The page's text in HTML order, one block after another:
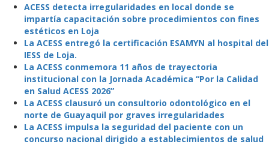
ACESS detecta irregularidades en local donde se
impartía capacitación sobre procedimientos con fines
estéticos en Loja
La ACESS entregó la certificación ESAMYN al hospital del
IESS de Loja.
La ACESS conmemora 11 años de trayectoria
institucional con la Jornada Académica “Por la Calidad
en Salud ACESS 2026”
La ACESS clausuró un consultorio odontológico en el
norte de Guayaquil por graves irregularidades
La ACESS impulsa la seguridad del paciente con un
concurso nacional dirigido a establecimientos de salud